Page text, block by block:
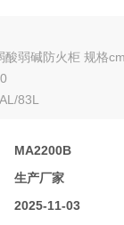
酸弱碱防火柜 规格
83L
MA2200B
生产厂家
2025-11-03